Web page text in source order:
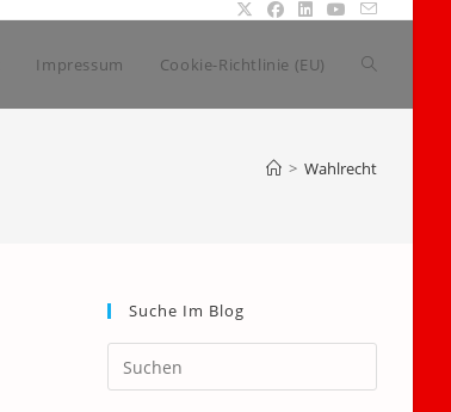
Impressum Cookie-Richtlinie (EU) Website-
> Wahlrecht
Suche Im Blog
Escape